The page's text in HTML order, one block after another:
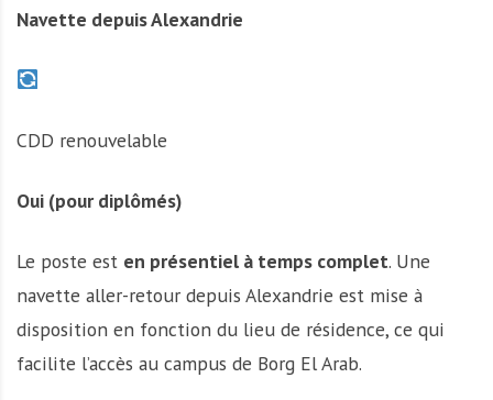
Navette depuis Alexandrie
CDD renouvelable
Oui (pour diplômés)
Le poste est en présentiel à temps complet. Une
navette aller-retour depuis Alexandrie est mise à
disposition en fonction du lieu de résidence, ce qui
facilite l’accès au campus de Borg El Arab.